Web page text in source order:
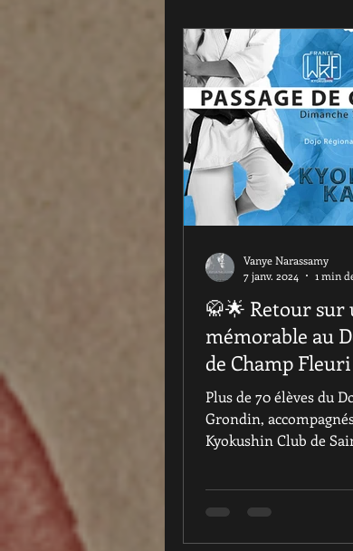
🥋🌟 Retour sur
mémorable au
de Champ
2024! 🌟🥋
Plus de 70 élèves du
Grondin,
Kyokushin Club de
Vanye Narassamy
7 janv. 2024
1 min